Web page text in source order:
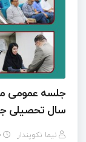
جلسه عمومی
سال تحصیلی جدید
نیما نکوپندار